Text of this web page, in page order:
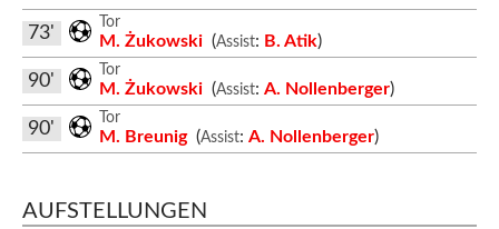
Tor
M. Żukowski (Assist: B. Atik)
73'
Tor
M. Żukowski (Assist: A. Nollenberger)
90'
Tor
M. Breunig (Assist: A. Nollenberger)
90'
AUFSTELLUNGEN